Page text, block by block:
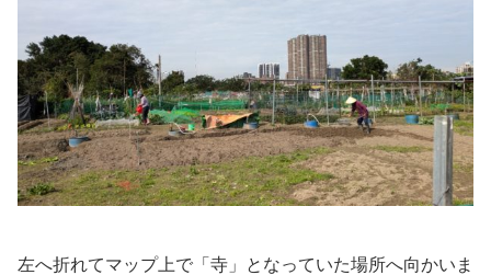
左へ折れてマップ上で「寺」となっていた場所へ向かいま